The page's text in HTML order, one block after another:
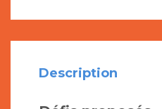
Description